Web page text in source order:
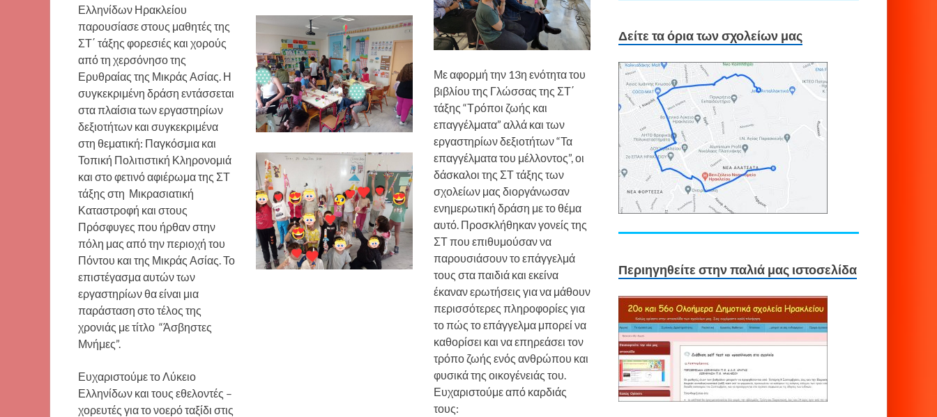
Ελληνίδων Ηρακλείου
παρουσίασε στους μαθητές της
ΣΤ΄ τάξης φορεσιές και χορούς
από τη χερσόνησο της
Ερυθραίας της Μικράς Ασίας. Η
συγκεκριμένη δράση εντάσσεται
στα πλαίσια των εργαστηρίων
δεξιοτήτων και συγκεκριμένα
στη θεματική: Παγκόσμια και
Τοπική Πολιτιστική Κληρονομιά
και στο φετινό αφιέρωμα της ΣΤ
τάξης στη Μικρασιατική
Καταστροφή και στους
Πρόσφυγες που ήρθαν στην
πόλη μας από την περιοχή του
Πόντου και της Μικράς Ασίας. Το
επιστέγασμα αυτών των
εργαστηρίων θα είναι μια
παράσταση στο τέλος της
χρονιάς με τίτλο “Άσβηστες
Μνήμες”.
Ευχαριστούμε το Λύκειο
Ελληνίδων και τους εθελοντές –
χορευτές για το νοερό ταξίδι στις
Με αφορμή την 13η ενότητα του
βιβλίου της Γλώσσας της ΣΤ΄
τάξης “Τρόποι ζωής και
επαγγέλματα” αλλά και των
εργαστηρίων δεξιοτήτων “Τα
επαγγέλματα του μέλλοντος”, οι
δάσκαλοι της ΣΤ τάξης των
σχολείων μας διοργάνωσαν
ενημερωτική δράση με το θέμα
αυτό. Προσκλήθηκαν γονείς της
ΣΤ που επιθυμούσαν να
παρουσιάσουν το επάγγελμά
τους στα παιδιά και εκείνα
έκαναν ερωτήσεις για να μάθουν
περισσότερες πληροφορίες για
το πώς το επάγγελμα μπορεί να
καθορίσει και να επηρεάσει τον
τρόπο ζωής ενός ανθρώπου και
φυσικά της οικογένειάς του.
Ευχαριστούμε από καρδιάς
τους:
Δείτε τα όρια των σχολείων μας
Περιηγηθείτε στην παλιά μας ιστοσελίδα